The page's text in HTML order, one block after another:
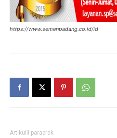
https://www.semenpadang.co.id/id
Artikulli paraprak